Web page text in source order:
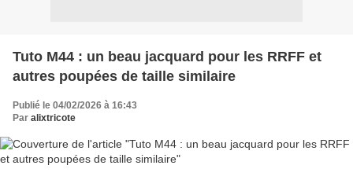
Tuto M44 : un beau jacquard pour les RRFF et
autres poupées de taille similaire
Publié le 04/02/2026 à 16:43
Par alixtricote